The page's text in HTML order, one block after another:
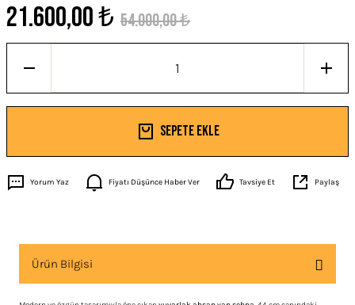
21.600,00 ₺ 54.000,00 ₺
Sepete Ekle
Yorum Yaz Fiyatı Düşünce Haber Ver Tavsiye Et Paylaş
Ürün Bilgisi